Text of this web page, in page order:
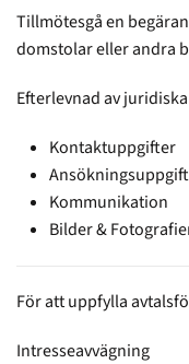
Tillmötesgå en
domstolar eller andra
Efterlevnad av
Kontaktuppgifter
Kommunikation
Bilder &
För att uppfylla
Intresseavvägning